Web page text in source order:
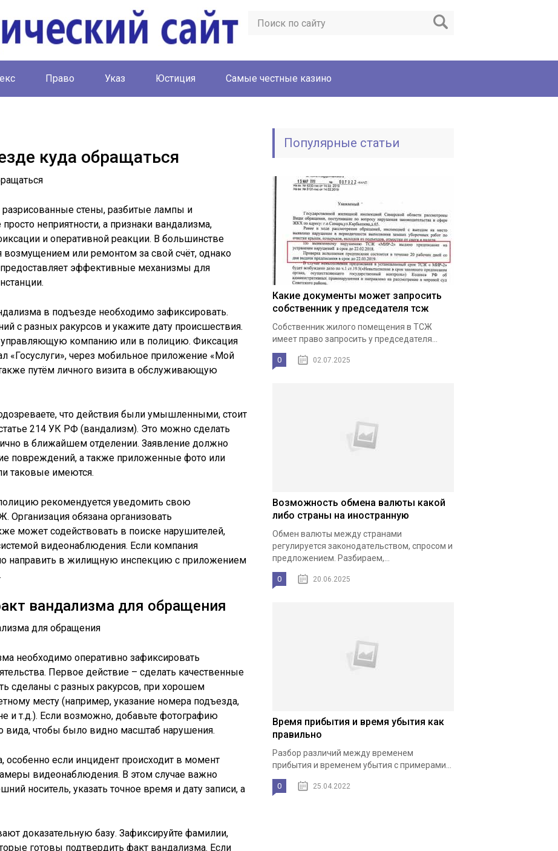
Право Указ Юстиция Cамые честные казино
куда обращаться
стены, разбитые лампы и
неприятности, а признаки вандализма,
и оперативной реакции. В большинстве
или ремонтом за свой счёт, однако
эффективные механизмы для
в подъезде необходимо зафиксировать.
с разных ракурсов и укажите дату происшествия.
управляющую компанию или в полицию. Фиксация
«Госуслуги», через мобильное приложение «Мой
путём личного визита в обслуживающую
что действия были умышленными, стоит
214 УК РФ (вандализм). Это можно сделать
в ближайшем отделении. Заявление должно
повреждений, а также приложенные фото или
таковые имеются.
рекомендуется уведомить свою
обязана организовать
может содействовать в поиске нарушителей,
видеонаблюдения. Если компания
направить в жилищную инспекцию с приложением
вандализма для обращения
необходимо оперативно зафиксировать
Первое действие – сделать качественные
сделаны с разных ракурсов, при хорошем
месту (например, указание номера подъезда,
и т.д.). Если возможно, добавьте фотографию
вида, чтобы было видно масштаб нарушения.
особенно если инцидент происходит в момент
видеонаблюдения. В этом случае важно
носитель, указать точное время и дату записи, а
доказательную базу. Зафиксируйте фамилии,
готовы подтвердить факт вандализма. Если
Популярные статьи
Какие документы может запросить
собственник у председателя тсж
Собственник жилого помещения в ТСЖ
имеет право запросить у председателя...
0 02.07.2025
Возможность обмена валюты какой
либо страны на иностранную
Обмен валюты между странами
регулируется законодательством, спросом и
предложением. Разбираем,...
0 20.06.2025
Время прибытия и время убытия как
правильно
Разбор различий между временем
прибытия и временем убытия с примерами...
0 25.04.2022